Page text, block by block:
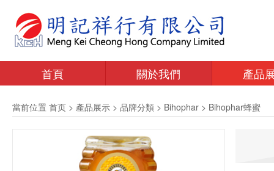
首頁 關於我們 產品
當前位置 首页 > 產品展示 > 品牌分類 > Bihophar > Bihophar蜂蜜